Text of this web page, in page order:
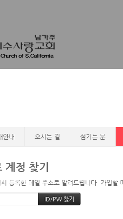
안내 오시는 길 섬기는 분
계정 찾기
등록한 메일 주소로 알려드립니다. 가입